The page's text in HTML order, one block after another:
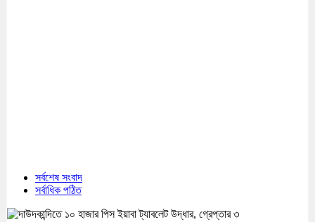
সর্বশেষ সংবাদ
সর্বাধিক পঠিত